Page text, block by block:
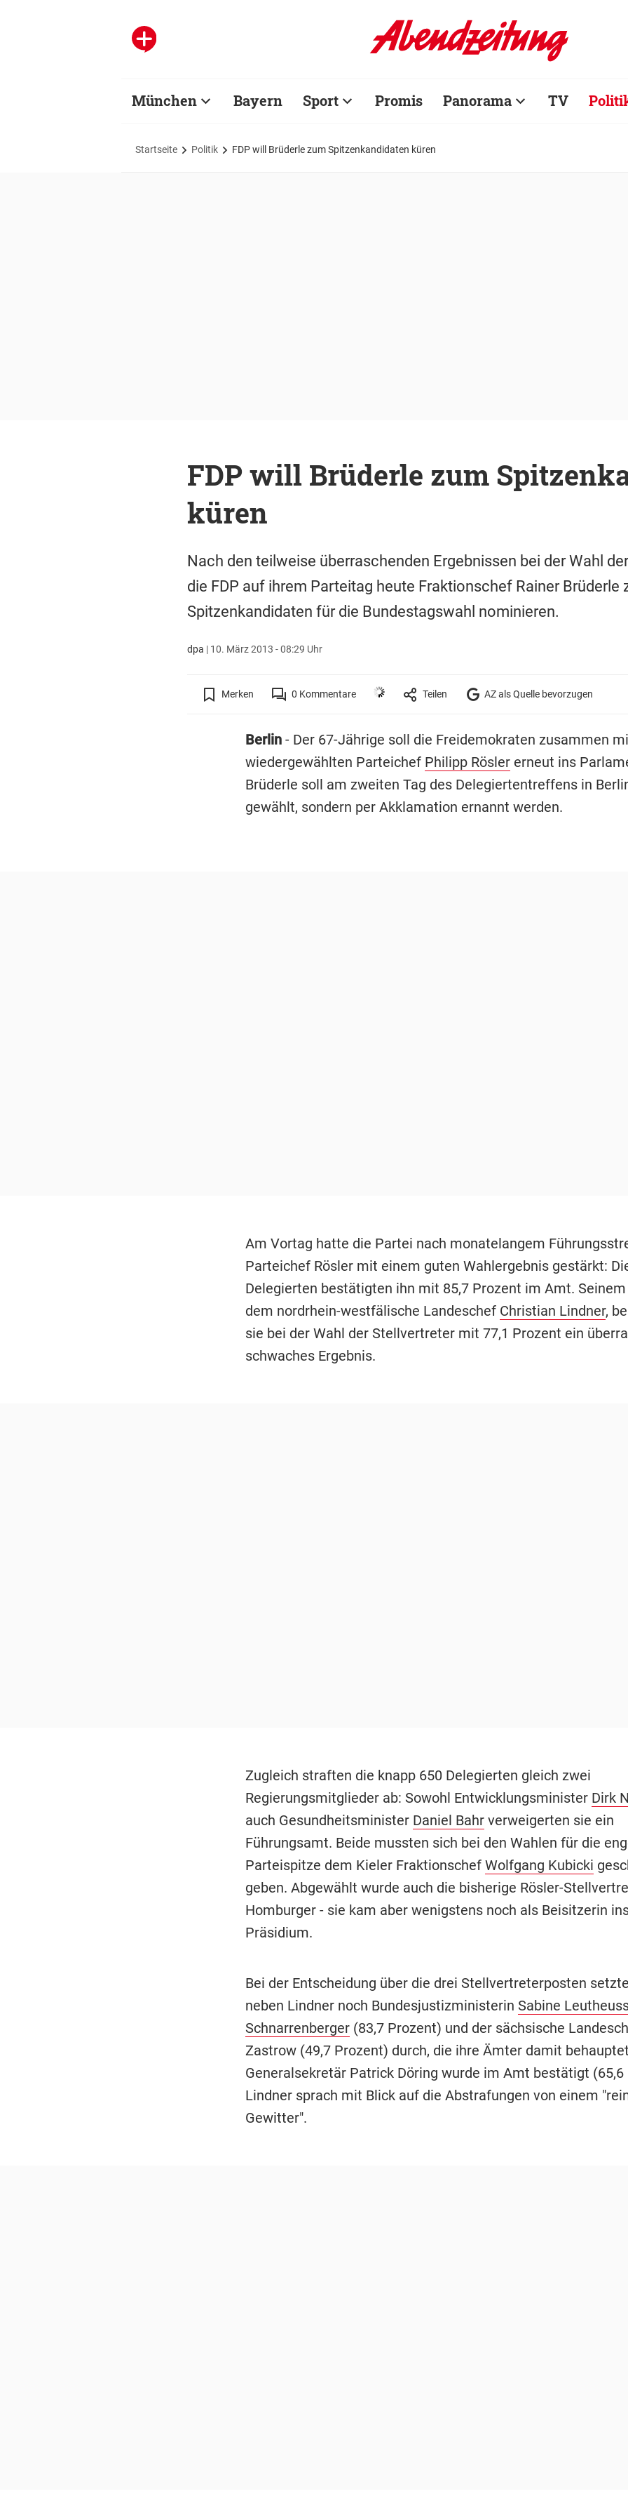
München Bayern Sport Promis Panorama TV
Startseite Politik FDP will Brüderle zum Spitzenkandidaten küren
FDP will Brüderle zum
küren
Nach den teilweise überraschenden Ergebnissen bei der Wahl
die FDP auf ihrem Parteitag heute Fraktionschef Rainer Brüderle
Spitzenkandidaten für die Bundestagswahl nominieren.
dpa | 10. März 2013 - 08:29 Uhr
Merken 0 Kommentare Teilen AZ als Quelle bevorzugen
Berlin- Der 67-Jährige soll die Freidemokraten zusammen
wiedergewählten Parteichef Philipp Röslererneut ins
Brüderle soll am zweiten Tag des Delegiertentreffens in
gewählt, sondern per Akklamation ernannt werden.
Am Vortag hatte die Partei nach monatelangem
Parteichef Rösler mit einem guten Wahlergebnis gestärkt:
Delegierten bestätigten ihn mit 85,7 Prozent im Amt. Seinem
dem nordrhein-westfälische Landeschef Christian Lindner,
sie bei der Wahl der Stellvertreter mit 77,1 Prozent ein
schwaches Ergebnis.
Zugleich straften die knapp 650 Delegierten gleich zwei
Regierungsmitglieder ab: Sowohl Entwicklungsminister Dirk
auch Gesundheitsminister Daniel Bahrverweigerten sie ein
Führungsamt. Beide mussten sich bei den Wahlen für die
Parteispitze dem Kieler Fraktionschef Wolfgang Kubicki
geben. Abgewählt wurde auch die bisherige Rösler-
Homburger - sie kam aber wenigstens noch als Beisitzerin
Präsidium.
Bei der Entscheidung über die drei Stellvertreterposten
neben Lindner noch Bundesjustizministerin Sabine
Schnarrenberger(83,7 Prozent) und der sächsische
Zastrow (49,7 Prozent) durch, die ihre Ämter damit
Generalsekretär Patrick Döring wurde im Amt bestätigt (65,6
Lindner sprach mit Blick auf die Abstrafungen von einem
Gewitter".